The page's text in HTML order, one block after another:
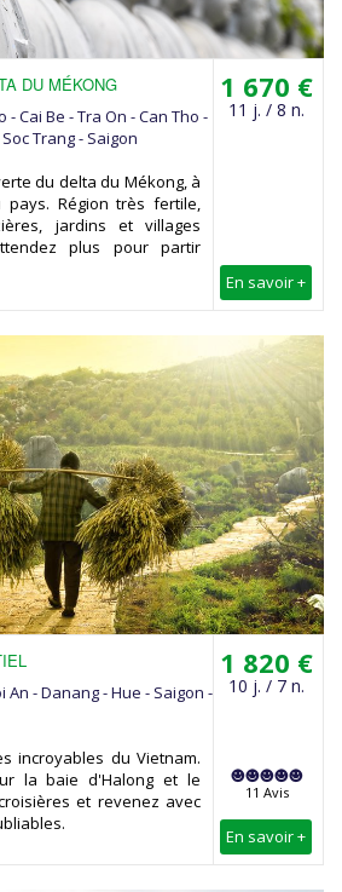
1 670 €
11 j. / 8 n.
En savoir +
DU MÉKONG
- Cai Be - Tra On - Can Tho -
Trang - Saigon
du delta du Mékong, à
pays. Région très fertile,
jardins et villages
plus pour partir
1 820 €
10 j. / 7 n.
11 Avis
En savoir +
An - Danang - Hue - Saigon -
incroyables du Vietnam.
la baie d'Halong et le
et revenez avec